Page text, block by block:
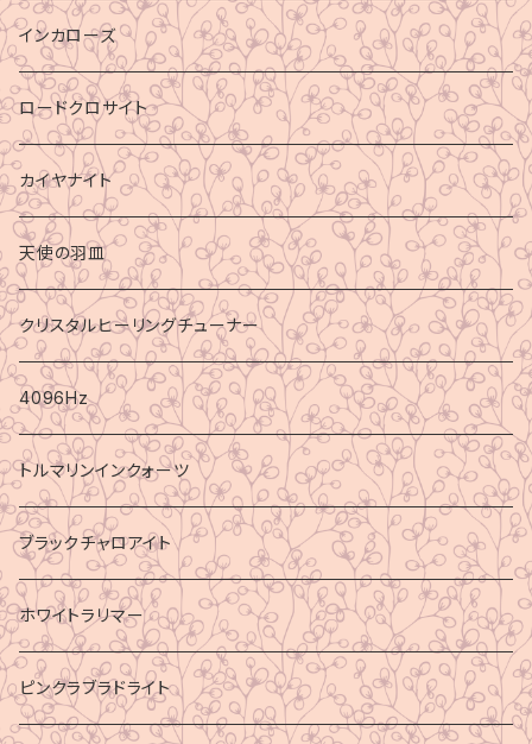
インカローズ
ロードクロサイト
カイヤナイト
天使の羽皿
クリスタルヒーリングチューナー
4096Hz
トルマリンインクォーツ
ブラックチャロアイト
ホワイトラリマー
ピンクラブラドライト